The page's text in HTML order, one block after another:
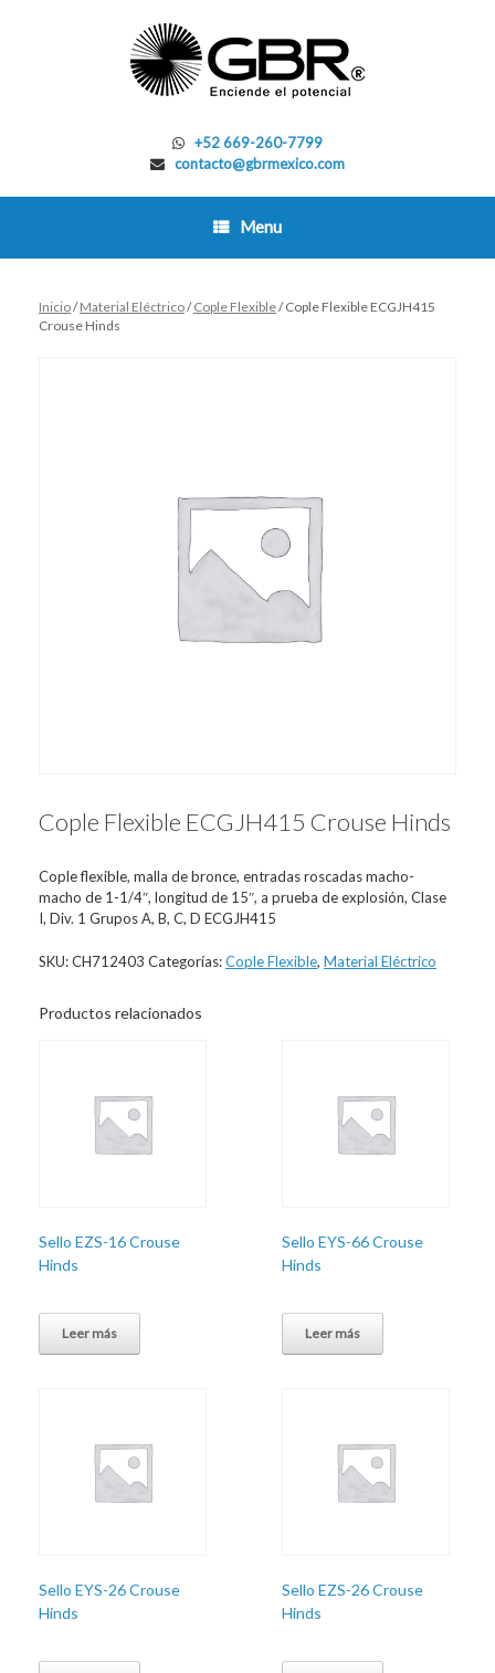
+52 669-260-7799
contacto@gbrmexico.com
Menu
Inicio/Material Eléctrico/Cople Flexible/ Cople Flexible ECGJH415
Crouse Hinds
Cople Flexible ECGJH415 Crouse Hinds
Cople flexible, malla de bronce, entradas roscadas macho-
macho de 1-1/4″, longitud de 15″, a prueba de explosión, Clase
I, Div. 1 Grupos A, B, C, D ECGJH415
SKU:CH712403 Categorías:Cople Flexible, Material Eléctrico
Productos relacionados
Sello EZS-16 Crouse
Hinds
Leer más
Sello EYS-66 Crouse
Hinds
Leer más
Sello EYS-26 Crouse
Hinds
Sello EZS-26 Crouse
Hinds